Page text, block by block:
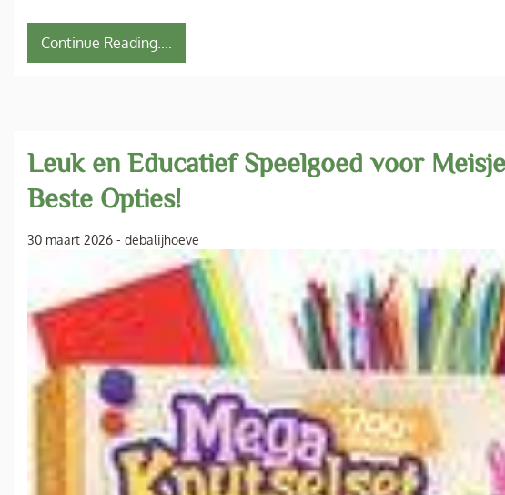
Continue Reading....
Leuk en Educatief Speelgoed voor
Beste Opties!
30 maart 2026 - debalijhoeve